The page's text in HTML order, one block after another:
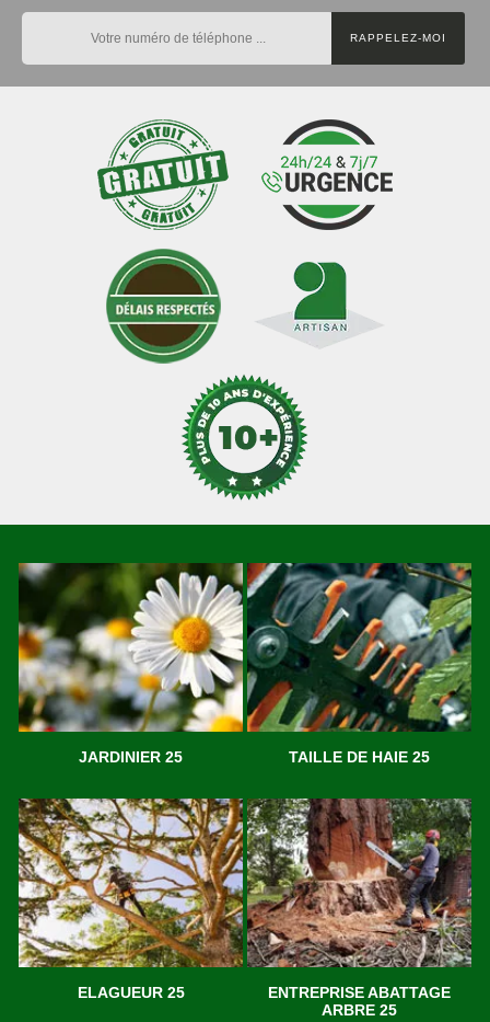
JARDINIER 25 TAILLE DE HAIE 25
ELAGUEUR 25
ENTREPRISE ABATTAGE
ARBRE 25